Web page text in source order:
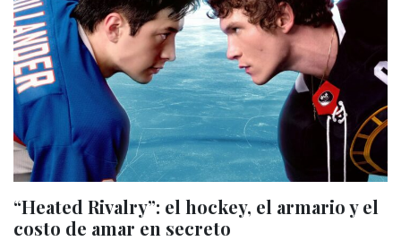
“Heated Rivalry”: el hockey, el armario y el
costo de amar en secreto